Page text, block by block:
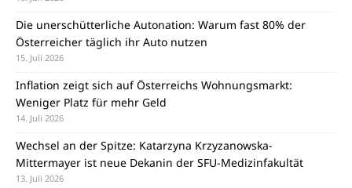
Die unerschütterliche Autonation: Warum fast 80% der
Österreicher täglich ihr Auto nutzen
15. Juli 2026
Inflation zeigt sich auf Österreichs Wohnungsmarkt:
Weniger Platz für mehr Geld
14. Juli 2026
Wechsel an der Spitze: Katarzyna Krzyzanowska-
Mittermayer ist neue Dekanin der SFU-Medizinfakultät
13. Juli 2026